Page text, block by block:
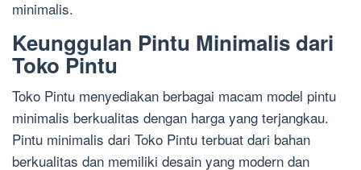
minimalis.
Keunggulan Pintu Minimalis dari
Toko Pintu
Toko Pintu menyediakan berbagai macam model pintu
minimalis berkualitas dengan harga yang terjangkau.
Pintu minimalis dari Toko Pintu terbuat dari bahan
berkualitas dan memiliki desain yang modern dan